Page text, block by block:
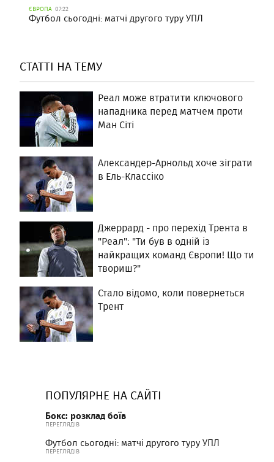
ЄВРОПА 07:22
Футбол сьогодні: матчі другого туру УПЛ
СТАТТІ НА ТЕМУ
Реал може втратити ключового
нападника перед матчем проти
Ман Сіті
Александер-Арнольд хоче зіграти
в Ель-Классіко
Джеррард - про перехід Трента в
"Реал": "Ти був в одній із
найкращих команд Європи! Що ти
твориш?"
Стало відомо, коли повернеться
Трент
ПОПУЛЯРНЕ НА САЙТІ
Бокс: розклад боїв
ПЕРЕГЛЯДІВ
Футбол сьогодні: матчі другого туру УПЛ
ПЕРЕГЛЯДІВ